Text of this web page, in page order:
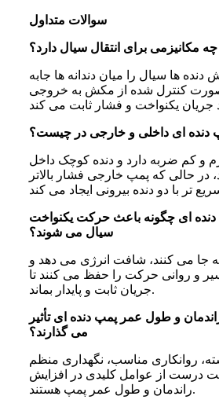
سوالات متداول
مکانیزمی برای انتقال سیال دارد؟
ها سیال را میان دندانه‌ ها جابه
کنترل شده از مکش به خروجی
دنده‌ ای داخلی و خارجی در چیست؟
و کم ضربه دارد و دنده کوچک داخل
در حالی که پمپ خارجی فشار بالاتر
ای چگونه باعث حرکت یکنواخت
سیال می‌ شوند؟
جا می کنند، شافت انرژی می‌ دهد و
و روانی حرکت را حفظ می کنند تا
جریان ثابت و پایدار بماند.
و طول عمر پمپ دنده‌ ای تأثیر
می‌ گذارند؟
روانکاری مناسب، نگهداری منظم
درست از عوامل کلیدی در افزایش
راندمان و طول عمر پمپ هستند.